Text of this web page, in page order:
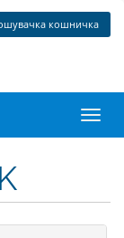
кошничка
ја